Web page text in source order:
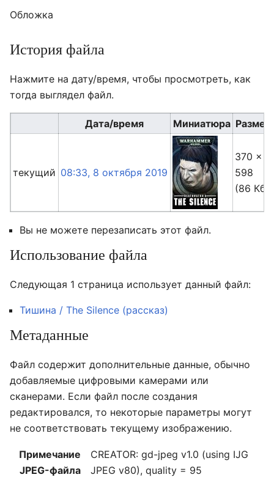
Обложка
История файла
Нажмите на дату/время, чтобы просмотреть, как
тогда выглядел файл.
Дата/время Миниатюра
текущий 08:33, 8 октября 2019
370 ×
598
(86 Кб)
Вы не можете перезаписать этот файл.
Использование файла
Следующая 1 страница использует данный файл:
Тишина / The Silence (рассказ)
Метаданные
Файл содержит дополнительные данные, обычно
добавляемые цифровыми камерами или
сканерами. Если файл после создания
редактировался, то некоторые параметры могут
не соответствовать текущему изображению.
Примечание
JPEG-файла
CREATOR: gd-jpeg v1.0 (using IJG
JPEG v80), quality = 95